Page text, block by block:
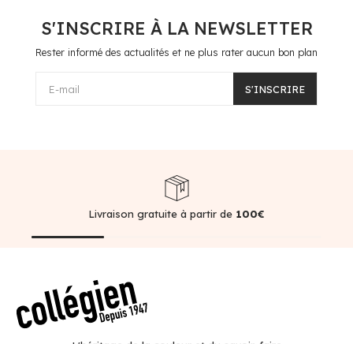
S'INSCRIRE À LA NEWSLETTER
Rester informé des actualités et ne plus rater aucun bon plan
E-mail S'INSCRIRE
Livraison gratuite à partir de 100€